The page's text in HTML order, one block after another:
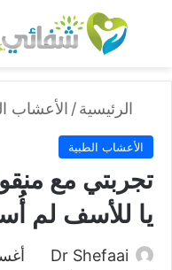
بحث عن
الرئيسية/ الأعشاب
الأعشاب الطبية
تجربتي مع
يا للأسف لم
Dr Shefaai